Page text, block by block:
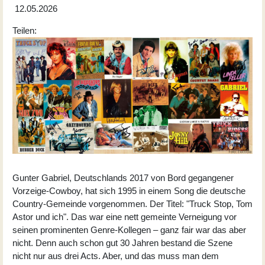
12.05.2026
Teilen:
Gunter Gabriel, Deutschlands 2017 von Bord gegangener
Vorzeige-Cowboy, hat sich 1995 in einem Song die deutsche
Country-Gemeinde vorgenommen. Der Titel: "Truck Stop, Tom
Astor und ich". Das war eine nett gemeinte Verneigung vor
seinen prominenten Genre-Kollegen – ganz fair war das aber
nicht. Denn auch schon gut 30 Jahren bestand die Szene
nicht nur aus drei Acts. Aber, und das muss man dem